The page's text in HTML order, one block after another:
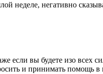
неделе, негативно
вы будете изо всех
и принимать